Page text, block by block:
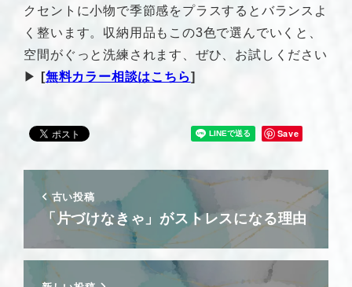
クセントに小物で季節感をプラスするとバランスよ
く整います。収納用品もこの3色で選んでいくと、
空間がぐっと洗練されます、ぜひ、お試しください
▶︎
[無料カラー相談はこちら]
Save
古い投稿
「片づけなきゃ」がストレスになる理由